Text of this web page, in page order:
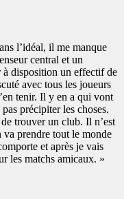
l’idéal, il me manque
central et un
à disposition un effectif de
avec tous les joueurs
tenir. Il y en a qui vont
précipiter les choses.
trouver un club. Il n’est
va prendre tout le monde
et après je vais
les matchs amicaux. »